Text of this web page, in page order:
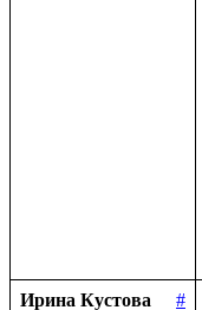
Ирина Кустова
#